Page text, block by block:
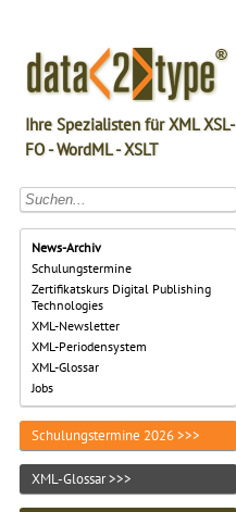
Ihre Spezialisten für XML XSL-
FO - WordML - XSLT
News-Archiv
Schulungstermine
Zertifikatskurs Digital Publishing
Technologies
XML-Newsletter
XML-Periodensystem
XML-Glossar
Jobs
Schulungstermine 2026 >>>
XML-Glossar >>>